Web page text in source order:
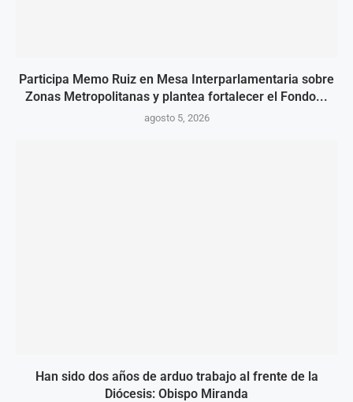
Participa Memo Ruiz en Mesa Interparlamentaria sobre
Zonas Metropolitanas y plantea fortalecer el Fondo...
agosto 5, 2026
Han sido dos años de arduo trabajo al frente de la
Diócesis: Obispo Miranda